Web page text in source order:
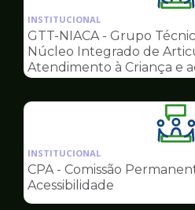
da
de
INSTITUCIONAL
GTT-NIACA - Grupo
Núcleo Integrado de
Atendimento à Criança e
da
INSTITUCIONAL
CPA - Comissão
Acessibilidade